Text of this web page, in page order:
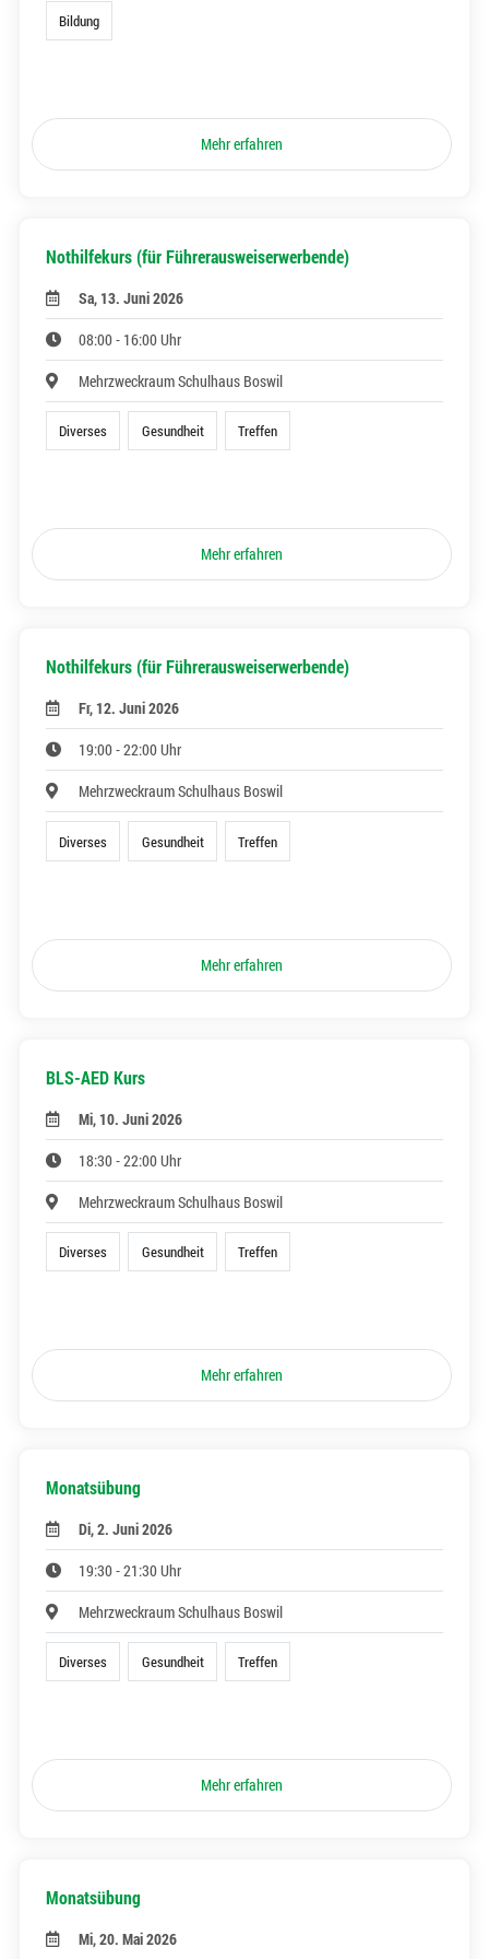
Bildung
Mehr erfahren
Nothilfekurs (für Führerausweiserwerbende)
Sa, 13. Juni 2026
08:00 - 16:00 Uhr
Mehrzweckraum Schulhaus Boswil
Diverses Gesundheit Treffen
Mehr erfahren
Nothilfekurs (für Führerausweiserwerbende)
Fr, 12. Juni 2026
19:00 - 22:00 Uhr
Mehrzweckraum Schulhaus Boswil
Diverses Gesundheit Treffen
Mehr erfahren
BLS-AED Kurs
Mi, 10. Juni 2026
18:30 - 22:00 Uhr
Mehrzweckraum Schulhaus Boswil
Diverses Gesundheit Treffen
Mehr erfahren
Monatsübung
Di, 2. Juni 2026
19:30 - 21:30 Uhr
Mehrzweckraum Schulhaus Boswil
Diverses Gesundheit Treffen
Mehr erfahren
Monatsübung
Mi, 20. Mai 2026